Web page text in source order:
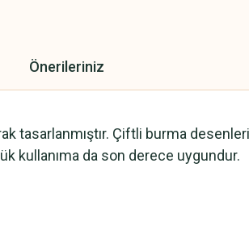
Önerileriniz
tasarlanmıştır. Çiftli burma
kullanıma da son derece uygundur.